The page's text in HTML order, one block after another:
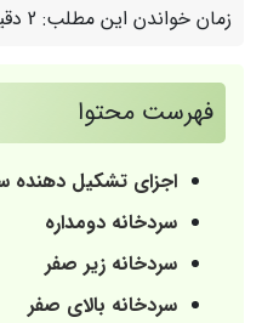
زمان خواندن این مطلب: 2 دقیقه
فهرست محتوا
اجزای تشکیل دهنده
سردخانه دومداره
سردخانه زیر صفر
سردخانه بالای صفر